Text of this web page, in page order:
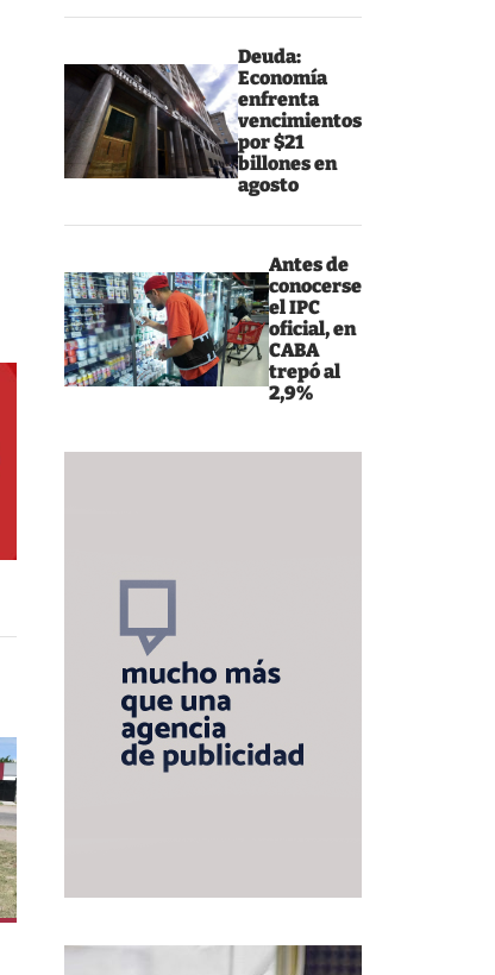
Deuda:
Economía
enfrenta
vencimientos
por $21
billones en
agosto
Antes de
conocerse
el IPC
oficial, en
CABA
trepó al
2,9%